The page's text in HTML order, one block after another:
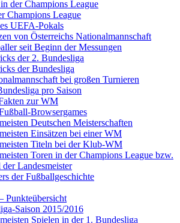
der Champions League
Champions League
UEFA-Pokals
von Österreichs Nationalmannschaft
seit Beginn der Messungen
der 2. Bundesliga
der Bundesliga
bei großen Turnieren
pro Saison
zur WM
Browsergames
Deutschen Meisterschaften
Einsätzen bei einer WM
Titeln bei der Klub-WM
Toren in der Champions League bzw.
Landesmeister
der Fußballgeschichte
Punkteübersicht
Saison 2015/2016
Spielen in der 1. Bundesliga